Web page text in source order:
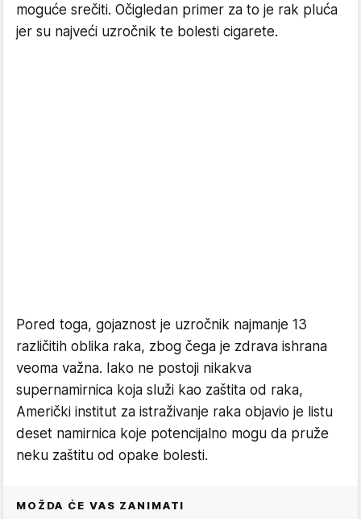
moguće srečiti. Očigledan primer za to je rak pluća
jer su najveći uzročnik te bolesti cigarete.
Pored toga, gojaznost je uzročnik najmanje 13
različitih oblika raka, zbog čega je zdrava ishrana
veoma važna. Iako ne postoji nikakva
supernamirnica koja služi kao zaštita od raka,
Američki institut za istraživanje raka objavio je listu
deset namirnica koje potencijalno mogu da pruže
neku zaštitu od opake bolesti.
MOŽDA ĆE VAS ZANIMATI